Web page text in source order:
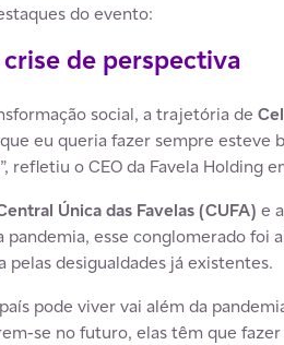
do evento:
de perspectiva
social, a trajetória de
eu queria fazer sempre esteve
refletiu o CEO da Favela Holding
Única das Favelas (CUFA) e a
pandemia, esse conglomerado
pelas desigualdades já existentes.
pode viver vai além da
se no futuro, elas têm que